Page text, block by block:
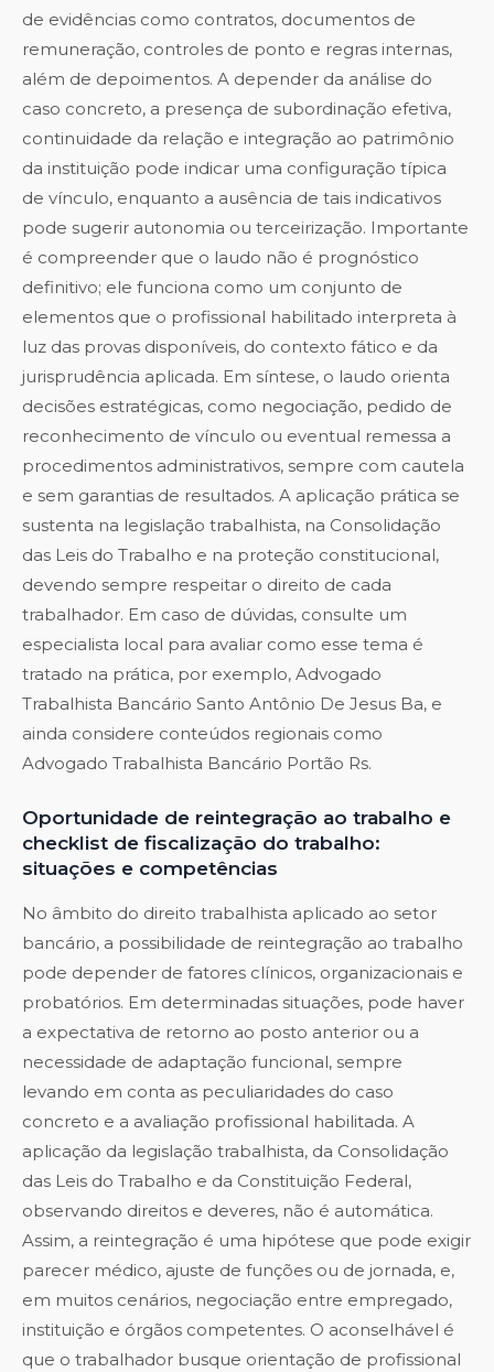
de evidências como contratos, documentos de
remuneração, controles de ponto e regras internas,
além de depoimentos. A depender da análise do
caso concreto, a presença de subordinação efetiva,
continuidade da relação e integração ao patrimônio
da instituição pode indicar uma configuração típica
de vínculo, enquanto a ausência de tais indicativos
pode sugerir autonomia ou terceirização. Importante
é compreender que o laudo não é prognóstico
definitivo; ele funciona como um conjunto de
elementos que o profissional habilitado interpreta à
luz das provas disponíveis, do contexto fático e da
jurisprudência aplicada. Em síntese, o laudo orienta
decisões estratégicas, como negociação, pedido de
reconhecimento de vínculo ou eventual remessa a
procedimentos administrativos, sempre com cautela
e sem garantias de resultados. A aplicação prática se
sustenta na legislação trabalhista, na Consolidação
das Leis do Trabalho e na proteção constitucional,
devendo sempre respeitar o direito de cada
trabalhador. Em caso de dúvidas, consulte um
especialista local para avaliar como esse tema é
tratado na prática, por exemplo, Advogado
Trabalhista Bancário Santo Antônio De Jesus Ba, e
ainda considere conteúdos regionais como
Advogado Trabalhista Bancário Portão Rs.
Oportunidade de reintegração ao trabalho e
checklist de fiscalização do trabalho:
situações e competências
No âmbito do direito trabalhista aplicado ao setor
bancário, a possibilidade de reintegração ao trabalho
pode depender de fatores clínicos, organizacionais e
probatórios. Em determinadas situações, pode haver
a expectativa de retorno ao posto anterior ou a
necessidade de adaptação funcional, sempre
levando em conta as peculiaridades do caso
concreto e a avaliação profissional habilitada. A
aplicação da legislação trabalhista, da Consolidação
das Leis do Trabalho e da Constituição Federal,
observando direitos e deveres, não é automática.
Assim, a reintegração é uma hipótese que pode exigir
parecer médico, ajuste de funções ou de jornada, e,
em muitos cenários, negociação entre empregado,
instituição e órgãos competentes. O aconselhável é
que o trabalhador busque orientação de profissional